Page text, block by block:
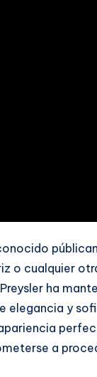
o cualquier
ha
elegancia y
a